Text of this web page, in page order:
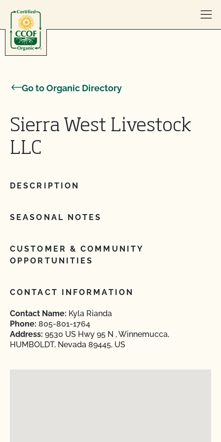
Go to Organic Directory
Sierra West Livestock
LLC
DESCRIPTION
SEASONAL NOTES
CUSTOMER & COMMUNITY
OPPORTUNITIES
CONTACT INFORMATION
Contact Name: Kyla Rianda
Phone: 805-801-1764
Address: 9530 US Hwy 95 N , Winnemucca,
HUMBOLDT, Nevada 89445, US